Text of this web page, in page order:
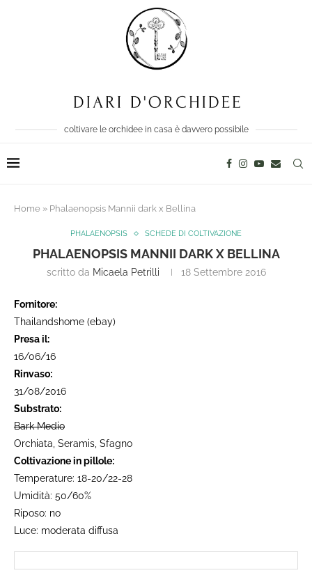
coltivare le orchidee in casa è davvero possibile
Home » Phalaenopsis Mannii dark x Bellina
PHALAENOPSIS SCHEDE DI COLTIVAZIONE
PHALAENOPSIS MANNII DARK X BELLINA
scritto da Micaela Petrilli 18 Settembre 2016
Fornitore:
Thailandshome (ebay)
Presa il:
16/06/16
Rinvaso:
31/08/2016
Substrato:
Bark Medio
Orchiata, Seramis, Sfagno
Coltivazione in pillole:
Temperature: 18-20/22-28
Umidità: 50/60%
Riposo: no
Luce: moderata diffusa